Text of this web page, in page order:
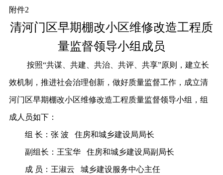
附件2
清河门区早期棚改小区维修改造工程质
量监督领导小组成员
按照“共谋、共建、共治、共评、共享”原则，建立长
效机制，推进社会治理创新，做好质量监督工作，成立清
河门区早期棚改小区维修改造工程质量监督领导小组，组
成人员如下：
组 长：张 波 住房和城乡建设局局长
副组长：王宝华住房和城乡建设局副局长
成 员：王淑云 城乡建设服务中心主任